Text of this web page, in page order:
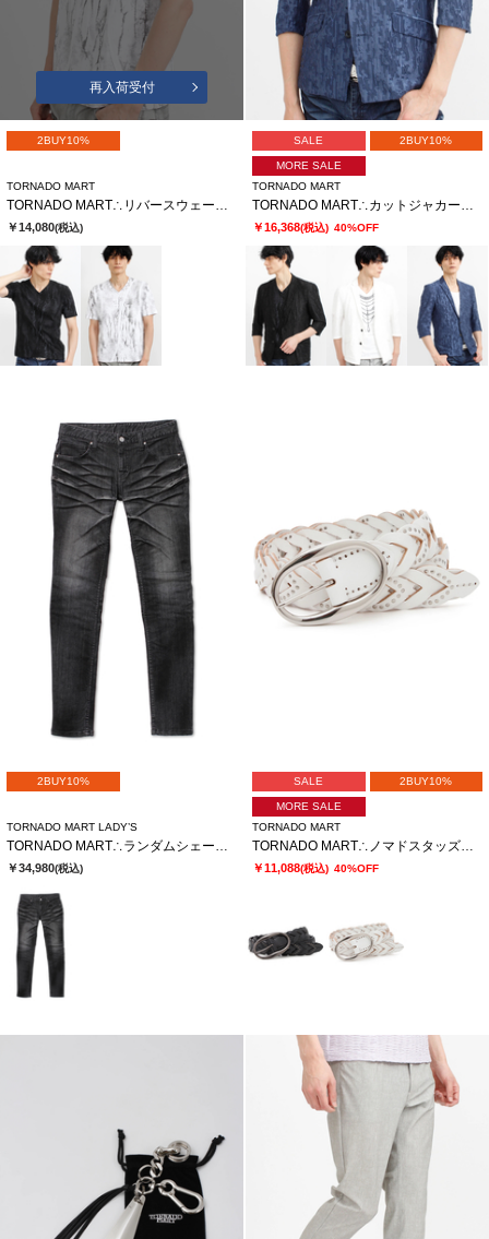
再入荷受付
2BUY10%
TORNADO MART
TORNADO MART∴リバースウェーブシームVネック半袖カットソー
￥14,080(税込)
SALE 2BUY10%
MORE SALE
TORNADO MART
TORNADO MART∴カットジャカード7分袖ジャケット
￥16,368(税込) 40%OFF
2BUY10%
TORNADO MART LADY’S
￥34,980(税込)
SALE 2BUY10%
MORE SALE
TORNADO MART
￥11,088(税込) 40%OFF